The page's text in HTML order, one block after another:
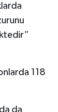
118
da